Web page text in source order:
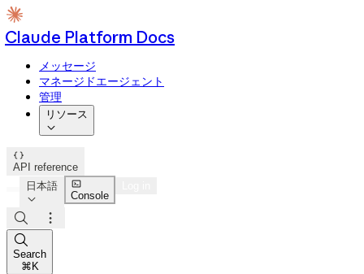
Claude Platform Docs
メッセージ
マネージドエージェント
管理
リソース


API reference
日本語


Console



Search
⌘K